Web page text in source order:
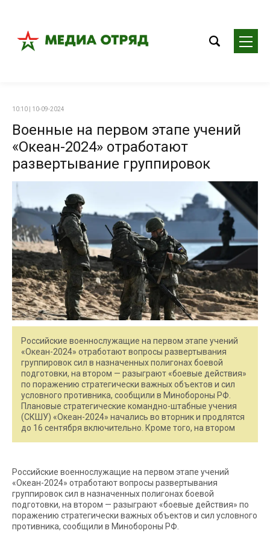
10:10 | 10-09-2024
Военные на первом этапе учений
«Океан-2024» отработают
развертывание группировок
Российские военнослужащие на первом этапе учений
«Океан-2024» отработают вопросы развертывания
группировок сил в назначенных полигонах боевой
подготовки, на втором — разыграют «боевые действия»
по поражению стратегически важных объектов и сил
условного противника, сообщили в Минобороны РФ.
Плановые стратегические командно-штабные учения
(СКШУ) «Океан-2024» начались во вторник и продлятся
до 16 сентября включительно. Кроме того, на втором
Российские военнослужащие на первом этапе учений
«Океан-2024» отработают вопросы развертывания
группировок сил в назначенных полигонах боевой
подготовки, на втором — разыграют «боевые действия» по
поражению стратегически важных объектов и сил условного
противника, сообщили в Минобороны РФ.